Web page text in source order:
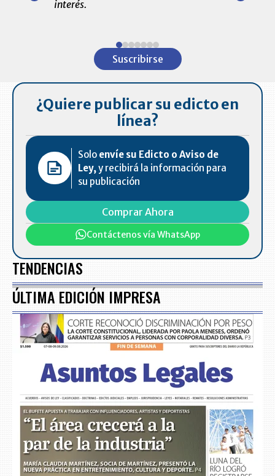
interés.
de las
Suscribirse
¿Quiere publicar su edicto en
línea?
Solo envíe su Edicto o Aviso de
Ley, y recibirá la información para
su publicación
Comprar Ahora
Contáctenos vía WhatsApp
TENDENCIAS
ÚLTIMA EDICIÓN IMPRESA